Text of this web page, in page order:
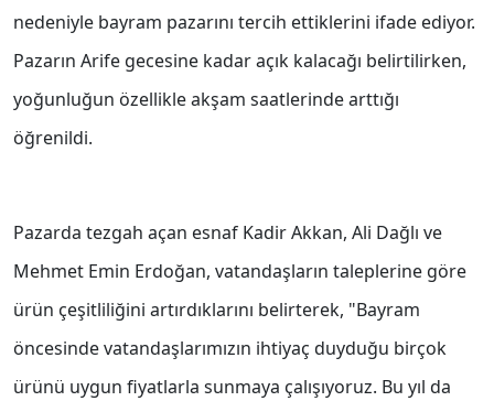
nedeniyle bayram pazarını tercih ettiklerini ifade ediyor.
Pazarın Arife gecesine kadar açık kalacağı belirtilirken,
yoğunluğun özellikle akşam saatlerinde arttığı
öğrenildi.
Pazarda tezgah açan esnaf Kadir Akkan, Ali Dağlı ve
Mehmet Emin Erdoğan, vatandaşların taleplerine göre
ürün çeşitliliğini artırdıklarını belirterek, "Bayram
öncesinde vatandaşlarımızın ihtiyaç duyduğu birçok
ürünü uygun fiyatlarla sunmaya çalışıyoruz. Bu yıl da